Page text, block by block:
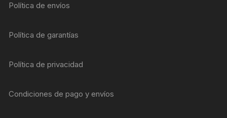
Política de envíos
Política de garantías
Política de privacidad
Condiciones de pago y envíos